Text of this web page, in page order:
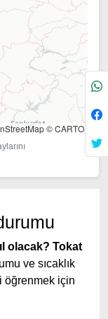
© CARTO
olacak? Tokat
ve sıcaklık
öğrenmek için